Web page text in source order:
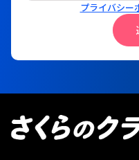
プライバシー